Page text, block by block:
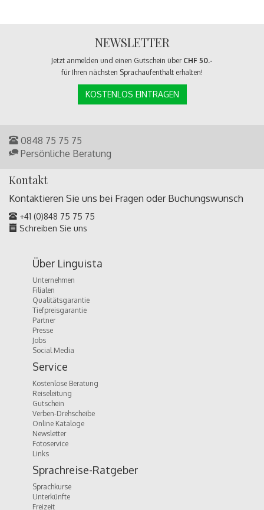
NEWSLETTER
Jetzt anmelden und einen Gutschein über CHF 50.-
für Ihren nächsten Sprachaufenthalt erhalten!
KOSTENLOS EINTRAGEN
0848 75 75 75
Persönliche Beratung
Kontakt
Kontaktieren Sie uns bei Fragen oder Buchungswunsch
+41 (0)848 75 75 75
Schreiben Sie uns
Über Linguista
Unternehmen
Filialen
Qualitätsgarantie
Tiefpreisgarantie
Partner
Presse
Jobs
Social Media
Service
Kostenlose Beratung
Reiseleitung
Gutschein
Verben-Drehscheibe
Online Kataloge
Newsletter
Fotoservice
Links
Sprachreise-Ratgeber
Sprachkurse
Unterkünfte
Freizeit